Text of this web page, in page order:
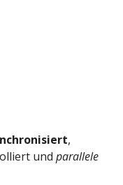
,
und parallele